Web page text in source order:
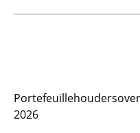
2026